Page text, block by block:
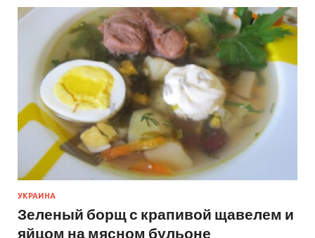
УКРАИНА
Зеленый борщ с крапивой щавелем и
яйцом на мясном бульоне